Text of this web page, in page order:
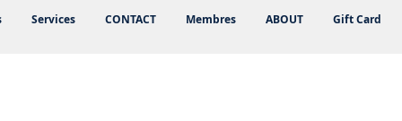
Services CONTACT Membres ABOUT Gift Card